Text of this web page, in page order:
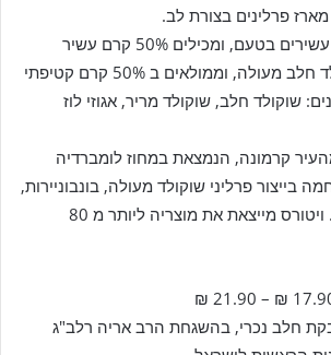
פרלינים בצורת לב.
הפרלינים של ויטורס עשירים בטעם, ומכילים 50% קרם עשיר
ומפנק, מצופים שוקולד חלב מעולה, וממולאים ב 50% קרם קטיפתי
שונים: שוקולד חלב, שוקולד מריר, אגוזי לוז
קרמונה, הנמצאת במחוז לומברדיה
בייצור פרליני שוקולד מעולה, בונבוניירות,
טבלאות שוקולד ועוד. ויטורס מייצאת את מוצריה ליותר מ 80
חלב נכרי, בהשגחת הרב אריה רלב"ג